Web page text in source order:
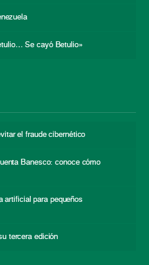
Se cayó Betulio»
el fraude cibernético
Banesco: conoce cómo
artificial para pequeños
tercera edición